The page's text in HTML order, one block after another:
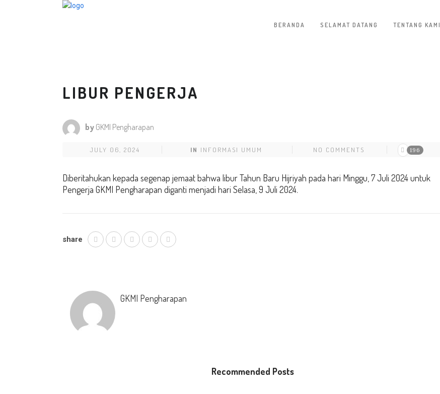
BERANDA SELAMAT DATANG TENTANG KAMI
LIBUR PENGERJA
by GKMI Pengharapan
JULY 06, 2024 IN INFORMASI UMUM NO COMMENTS 196
Diberitahukan kepada segenap jemaat bahwa libur Tahun Baru Hijriyah pada hari Minggu, 7 Juli 2024 untuk
Pengerja GKMI Pengharapan diganti menjadi hari Selasa, 9 Juli 2024.
share
GKMI Pengharapan
Recommended Posts